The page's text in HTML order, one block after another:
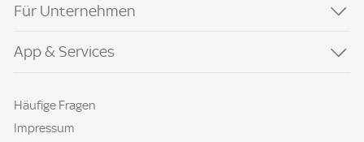
Für Unternehmen
App & Services
Häufige Fragen
Impressum